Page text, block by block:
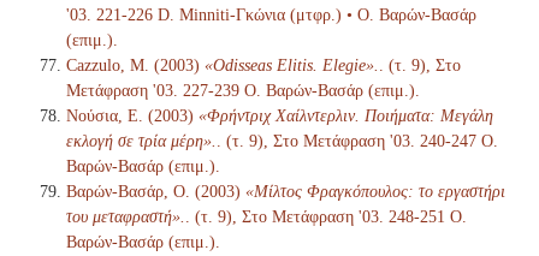
'03. 221-226 D. Minniti-Γκώνια (μτφρ.) • Ο. Βαρών-Βασάρ
(επιμ.).
Cazzulo, M. (2003) «Odisseas Elitis. Elegie».
. (τ. 9), Στο
Μετάφραση '03. 227-239 Ο. Βαρών-Βασάρ (επιμ.).
Νούσια, Ε. (2003) «Φρήντριχ Χαίλντερλιν. Ποιήματα: Μεγάλη
εκλογή σε τρία μέρη».
. (τ. 9), Στο Μετάφραση '03. 240-247 Ο.
Βαρών-Βασάρ (επιμ.).
Βαρών-Βασάρ, Ο. (2003) «Μίλτος Φραγκόπουλος: το εργαστήρι
του μεταφραστή».
. (τ. 9), Στο Μετάφραση '03. 248-251 Ο.
Βαρών-Βασάρ (επιμ.).